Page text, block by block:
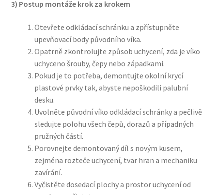
3) Postup montáže krok za krokem
Otevřete odkládací schránku a zpřístupněte
upevňovací body původního víka.
Opatrně zkontrolujte způsob uchycení, zda je víko
uchyceno šrouby, čepy nebo západkami.
Pokud je to potřeba, demontujte okolní krycí
plastové prvky tak, abyste nepoškodili palubní
desku.
Uvolněte původní víko odkládací schránky a pečlivě
sledujte polohu všech čepů, dorazů a případných
pružných částí.
Porovnejte demontovaný díl s novým kusem,
zejména rozteče uchycení, tvar hran a mechaniku
zavírání.
Vyčistěte dosedací plochy a prostor uchycení od